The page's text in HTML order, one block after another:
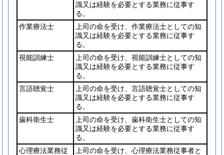
識又は経験を必要とする業務に従事す
る。
作業療法士
上司の命を受け、作業療法士としての知
識又は経験を必要とする業務に従事す
る。
視能訓練士
上司の命を受け、視能訓練士としての知
識又は経験を必要とする業務に従事す
る。
言語聴覚士
上司の命を受け、言語聴覚士としての知
識又は経験を必要とする業務に従事す
る。
歯科衛生士
上司の命を受け、歯科衛生士としての知
識又は経験を必要とする業務に従事す
る。
心理療法業務従
上司の命を受け、心理療法業務従事者と